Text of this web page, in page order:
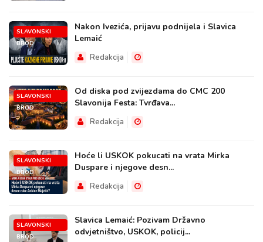
SLAVONSKI
BROD
Nakon Ivezića, prijavu podnijela i Slavica
Lemaić
Redakcija
SLAVONSKI
BROD
Od diska pod zvijezdama do CMC 200
Slavonija Festa: Tvrđava...
Redakcija
SLAVONSKI
BROD
Hoće li USKOK pokucati na vrata Mirka
Duspare i njegove desn...
Redakcija
SLAVONSKI
BROD
Slavica Lemaić: Pozivam Državno
odvjetništvo, USKOK, policij...